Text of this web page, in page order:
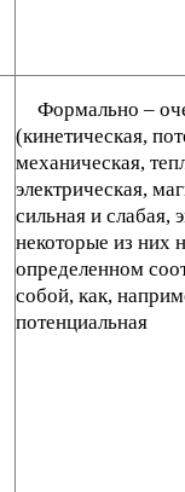
Формально –
(кинетическая,
механическая,
электрическая,
сильная и слабая,
некоторые из них
определенном
собой, как,
потенциальная